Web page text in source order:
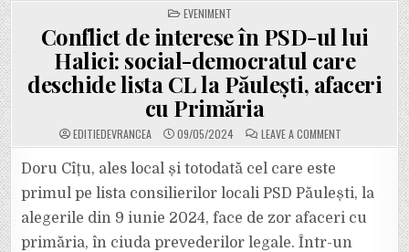
POSTED
IN
EVENIMENT
Conflict de interese în PSD-ul lui
Halici: social-democratul care
deschide lista CL la Păulești, afaceri
cu Primăria
EDITIEDEVRANCEA 09/05/2024 LEAVE A COMMENTON
CONFLICT
PSD-
UL
LUI
HALICI:
DEMOCRATUL
Doru Cîțu, ales local și totodată cel care este
primul pe lista consilierilor locali PSD Păulești, la
alegerile din 9 iunie 2024, face de zor afaceri cu
primăria, în ciuda prevederilor legale. Într-un